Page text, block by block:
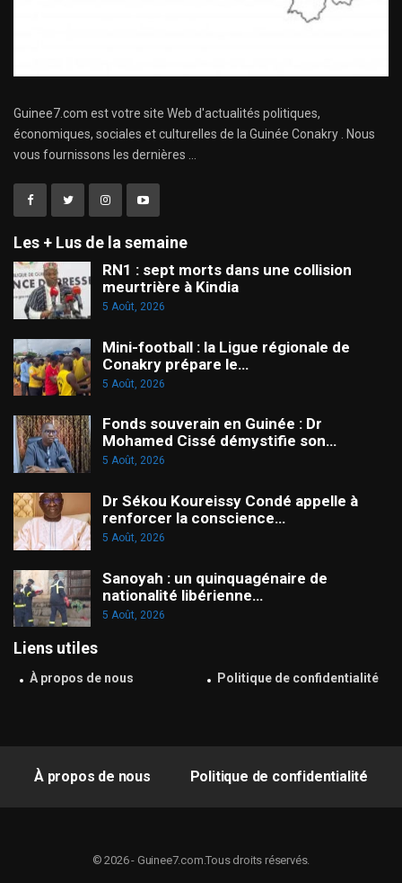
Guinee7.com est votre site Web d'actualités politiques,
économiques, sociales et culturelles de la Guinée Conakry . Nous
vous fournissons les dernières ...
Les + Lus de la semaine
RN1 : sept morts dans une collision
meurtrière à Kindia
5 Août, 2026
Mini-football : la Ligue régionale de
Conakry prépare le…
5 Août, 2026
Fonds souverain en Guinée : Dr
Mohamed Cissé démystifie son…
5 Août, 2026
Dr Sékou Koureissy Condé appelle à
renforcer la conscience…
5 Août, 2026
Sanoyah : un quinquagénaire de
nationalité libérienne…
5 Août, 2026
Liens utiles
À propos de nous Politique de confidentialité
À propos de nous Politique de confidentialité
© 2026 - Guinee7.com.Tous droits réservés.